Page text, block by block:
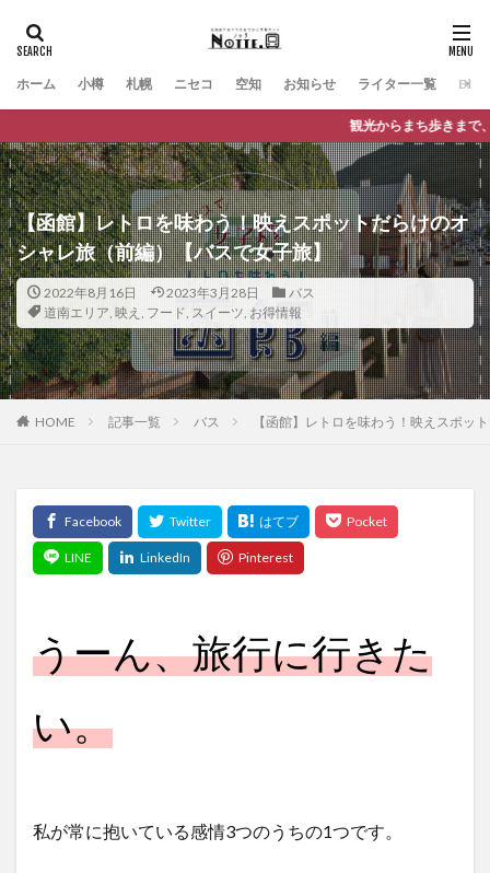
ホーム 小樽 札幌 ニセコ 空知 お知らせ ライター一覧
観光からまち歩きまで、バスに乗っておでかけが
【函館】レトロを味わう！映えスポットだらけのオ
シャレ旅（前編）【バスで女子旅】
2022年8月16日 2023年3月28日
バス
道南エリア, 映え , フード, スイーツ, お得情報
HOME 記事一覧 バス 【函館】レトロを味わう！映えスポッ
うーん、旅行に行きた
い。
私が常に抱いている感情3つのうちの1つです。